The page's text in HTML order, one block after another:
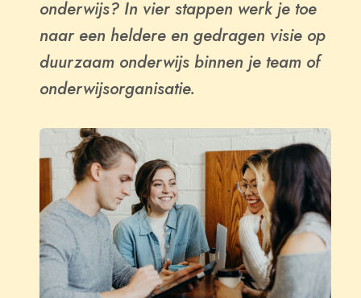
onderwijs? In vier stappen werk je toe
naar een heldere en gedragen visie op
duurzaam onderwijs binnen je team of
onderwijsorganisatie.